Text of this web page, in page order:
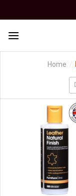
to
content
Home /